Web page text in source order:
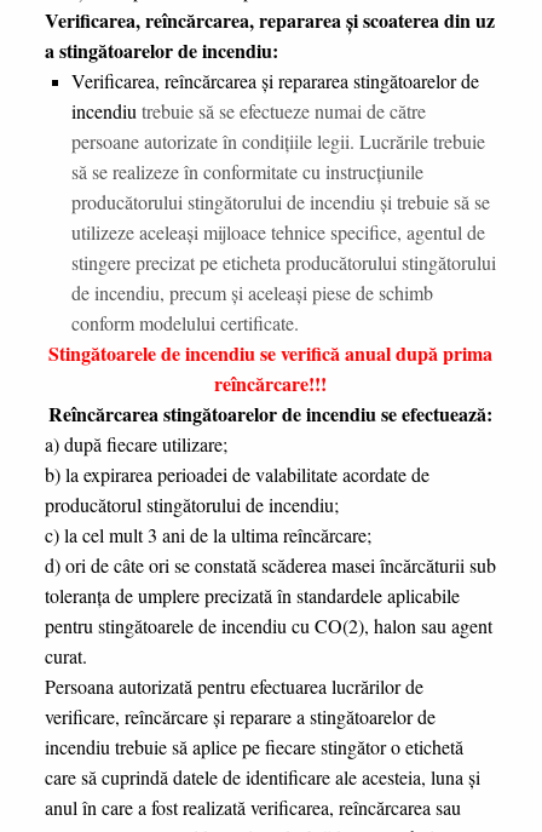
Verificarea, reîncărcarea, repararea şi scoaterea din uz
a stingătoarelor de incendiu:
Verificarea, reîncărcarea şi repararea stingătoarelor de
incendiu trebuie să se efectueze numai de către
persoane autorizate în condiţiile legii. Lucrările trebuie
să se realizeze în conformitate cu instrucţiunile
producătorului stingătorului de incendiu şi trebuie să se
utilizeze aceleaşi mijloace tehnice specifice, agentul de
stingere precizat pe eticheta producătorului stingătorului
de incendiu, precum şi aceleaşi piese de schimb
conform modelului certificate.
Stingătoarele de incendiu se verifică anual după prima
reîncărcare!!!
Reîncărcarea stingătoarelor de incendiuse efectuează:
a) după fiecare utilizare;
b) la expirarea perioadei de valabilitate acordate de
producătorul stingătorului de incendiu;
c) la cel mult 3 ani de la ultima reîncărcare;
d) ori de câte ori se constată scăderea masei încărcăturii sub
toleranţa de umplere precizată în standardele aplicabile
pentru stingătoarele de incendiu cu CO(2), halon sau agent
curat.
Persoana autorizată pentru efectuarea lucrărilor de
verificare, reîncărcare şi reparare a stingătoarelor de
incendiu trebuie să aplice pe fiecare stingător o etichetă
care să cuprindă datele de identificare ale acesteia, luna şi
anul în care a fost realizată verificarea, reîncărcarea sau